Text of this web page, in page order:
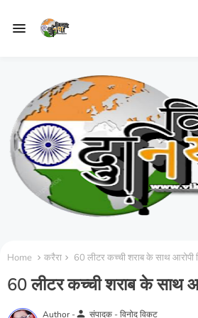
Home करैरा 60 लीटर कच्ची शराब के साथ आरोपी
60 लीटर कच्ची शराब के साथ
Author -person संपादक - विनोद विकट